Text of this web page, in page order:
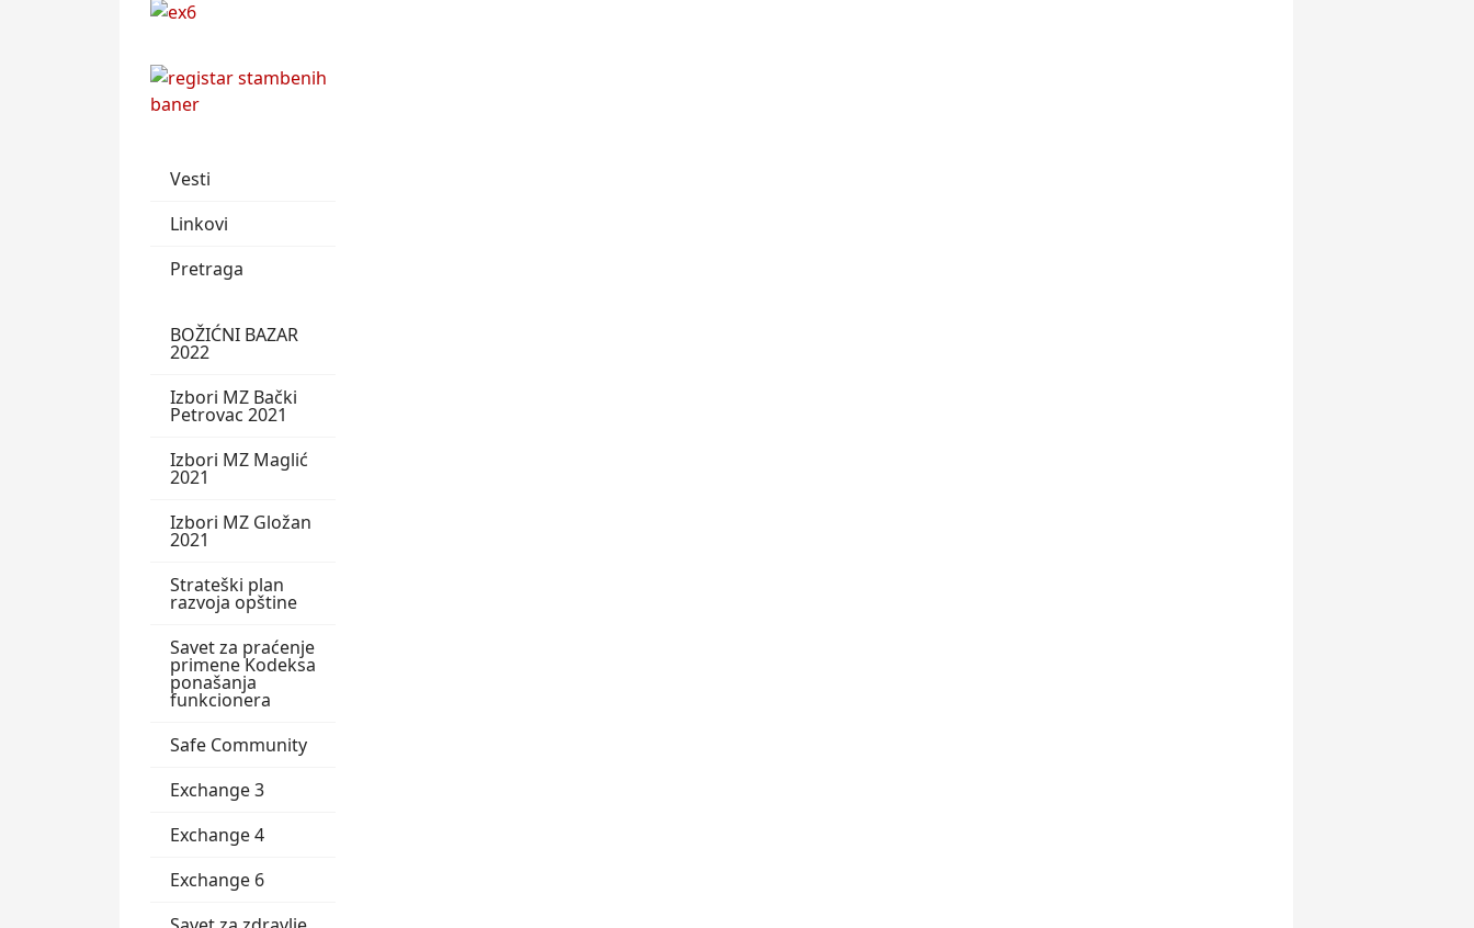
Vesti
Linkovi
Pretraga
BOŽIĆNI BAZAR
2022
Izbori MZ Bački
Petrovac 2021
Izbori MZ Maglić
2021
Izbori MZ Gložan
2021
Strateški plan
razvoja opštine
Savet za praćenje
primene Kodeksa
ponašanja
funkcionera
Safe Community
Exchange 3
Exchange 4
Exchange 6